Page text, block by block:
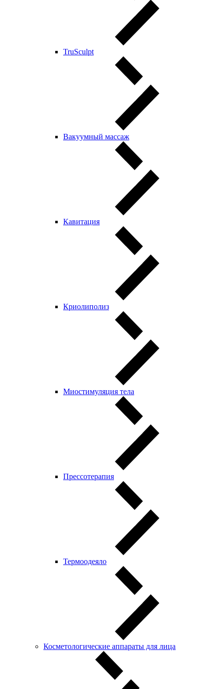
TruSculpt
Вакуумный массаж
Кавитация
Криолиполиз
Миостимуляция тела
Прессотерапия
Термоодеяло
Косметологические аппараты для лица